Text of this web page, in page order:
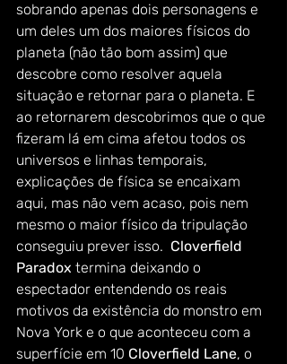
sobrando apenas dois personagens e
um deles um dos maiores físicos do
planeta (não tão bom assim) que
descobre como resolver aquela
situação e retornar para o planeta. E
ao retornarem descobrimos que o que
fizeram lá em cima afetou todos os
universos e linhas temporais,
explicações de física se encaixam
aqui, mas não vem acaso, pois nem
mesmo o maior físico da tripulação
conseguiu prever isso. Cloverfield
Paradox termina deixando o
espectador entendendo os reais
motivos da existência do monstro em
Nova York e o que aconteceu com a
superfície em 10 Cloverfield Lane, o